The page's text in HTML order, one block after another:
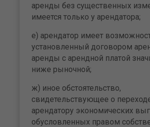
аренды без существенных
имеется только у арендатора;
е) арендатор имеет
установленный договором
аренды с арендной платой
ниже рыночной;
ж) иное обстоятельство,
свидетельствующее о
арендатору экономических
обусловленных правом